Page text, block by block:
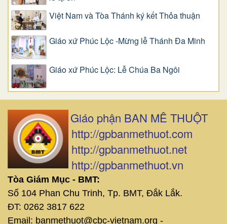
Việt Nam và Tòa Thánh ký kết Thỏa thuận
Giáo xứ Phúc Lộc -Mừng lễ Thánh Đa Minh
Giáo xứ Phúc Lộc: Lễ Chúa Ba Ngôi
Giáo phận BAN MÊ THUỘT
http://gpbanmethuot.com
http://gpbanmethuot.net
http://gpbanmethuot.vn
Tòa Giám Mục - BMT:
Số 104 Phan Chu Trinh, Tp. BMT, Đắk Lắk.
ĐT: 0262 3817 622
Email: banmethuot@cbc-vietnam.org -